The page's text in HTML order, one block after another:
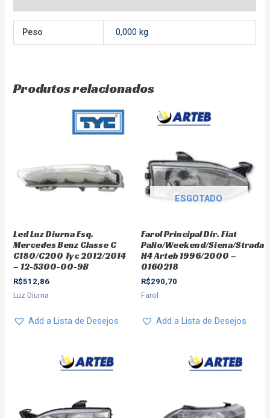
Peso 0,000 kg
Produtos relacionados
Led Luz Diurna Esq.
Mercedes Benz Classe C
C180/C200 Tyc 2012/2014
– 12-5300-00-9B
R$512,86
Luz Diurna
Add a Lista de Desejos
ESGOTADO
Farol Principal Dir. Fiat
Palio/Weekend/Siena/Strada
H4 Arteb 1996/2000 –
0160218
R$290,70
Farol
Add a Lista de Desejos